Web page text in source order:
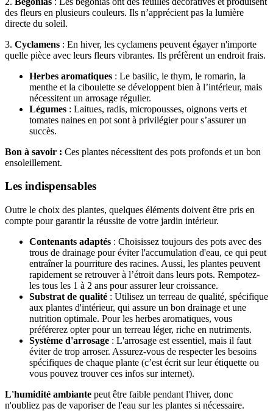
des fleurs en plusieurs couleurs. Ils n’apprécient pas la lumière
directe du soleil.
3. Cyclamens : En hiver, les cyclamens peuvent égayer n'importe
quelle pièce avec leurs fleurs vibrantes. Ils préfèrent un endroit frais.
Herbes aromatiques : Le basilic, le thym, le romarin, la
menthe et la ciboulette se développent bien à l’intérieur, mais
nécessitent un arrosage régulier.
Légumes : Laitues, radis, micropousses, oignons verts et
tomates naines en pot sont à privilégier pour s’assurer un
succès.
Bon à savoir : Ces plantes nécessitent des pots profonds et un bon
ensoleillement.
Les indispensables
Outre le choix des plantes, quelques éléments doivent être pris en
compte pour garantir la réussite de votre jardin intérieur.
Contenants adaptés : Choisissez toujours des pots avec des
trous de drainage pour éviter l'accumulation d'eau, ce qui peut
entraîner la pourriture des racines. Aussi, les plantes peuvent
rapidement se retrouver à l’étroit dans leurs pots. Rempotez-
les tous les 1 à 2 ans pour assurer leur croissance.
Substrat de qualité : Utilisez un terreau de qualité, spécifique
aux plantes d'intérieur, qui assure un bon drainage et une
nutrition optimale. Pour les herbes aromatiques, vous
préférerez opter pour un terreau léger, riche en nutriments.
Système d'arrosage : L'arrosage est essentiel, mais il faut
éviter de trop arroser. Assurez-vous de respecter les besoins
spécifiques de chaque plante (c’est écrit sur leur étiquette ou
vous pouvez trouver ces infos sur internet).
L'humidité ambiante peut être faible pendant l'hiver, donc
n'oubliez pas de vaporiser de l'eau sur les plantes si nécessaire.